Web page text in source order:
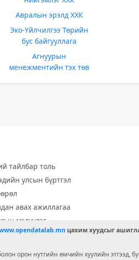
Авралын эрэлд ХХК
Эко-Үйлчилгээ Төрийн
бус байгууллага
Агнуурын
менежментийн тэх төв
тайлбар толь
улсын бүртгэл
авах ажиллагаа
мэдүүлэг
хөгжлийн сан
цахим хуудсыг
орон нутгийн өмчийн хуулийн этгээд,